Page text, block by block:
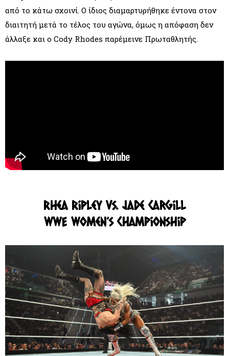
από το κάτω σχοινί. Ο ίδιος διαμαρτυρήθηκε έντονα στον
διαιτητή μετά το τέλος του αγώνα, όμως η απόφαση δεν
άλλαξε και ο Cody Rhodes παρέμεινε Πρωταθλητής.
Rhea Ripley vs. Jade Cargill
WWE Women’s Championship